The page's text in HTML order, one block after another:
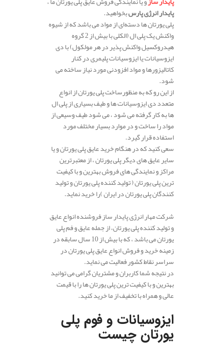
پایدار انرژی پارسبخواهید.
پلی یورتان ها دسته‌ای از مواد می باشد که از شیوه
واکنش یک پلی ال (الکلی با بیش از 2 گروه
هیدروکسیل واکنش پذیر در هر مولکول) با دی
ایزوسیانات یا ایزوسیانات پلیمری در کنار
کاتالیزورها و مواد افزودنی مورد نیاز ساخته می
شود.
از این رو که به منظورساخت پلی یورتان از انواع
متعدد دی ایزوسیانات ها و طیف بسیاری از پلی ال
ها به کار گرفته می شود ، می‌ شود طیف وسیعی از
مواد را ساخت و در موارد بسیار مختلف مورد
استفاده قرار گیرد.
سعی کنید که در هنگام خرید عایق پلی یورتان و یا
سایر عایق های دیگر پلی یورتان ، از معتبرترین
مراکز و نمایندگی های فروش بهترین و با کیفیت
ترین پلی یورتان ( تولید کننده پلی یورتان و تولید
کنندگان پلی یورتان در ایران )را خرید نماید.
شرکت مهار انرژی پایدار ساز فروشنده انواع عایق
و تولید کننده پلی یورتان، از جمله عایق و فم پلی
یورتان می باشد ، که با بیش از 10 سال سابقه در
زمینه خرید و فروش انواع عایق پلی یورتان در
سراسر نقاط کشور فعالیت می نماید.
در نتیجه شما کاربران و مشتریان گرامی می توانید
بهترین و با کیفیت ترین پلی یورتان ها را با قیمت
عالی و همراه با تخفیف از ما خرید کنید.
ایزوسیانات و فوم پلی
یورتان چیست